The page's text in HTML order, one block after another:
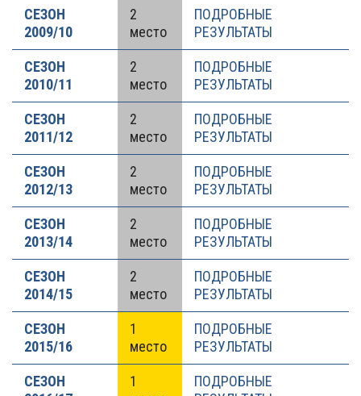
СЕЗОН
2009/10
2
место
ПОДРОБНЫЕ
РЕЗУЛЬТАТЫ
СЕЗОН
2010/11
2
место
ПОДРОБНЫЕ
РЕЗУЛЬТАТЫ
СЕЗОН
2011/12
2
место
ПОДРОБНЫЕ
РЕЗУЛЬТАТЫ
СЕЗОН
2012/13
2
место
ПОДРОБНЫЕ
РЕЗУЛЬТАТЫ
СЕЗОН
2013/14
2
место
ПОДРОБНЫЕ
РЕЗУЛЬТАТЫ
СЕЗОН
2014/15
2
место
ПОДРОБНЫЕ
РЕЗУЛЬТАТЫ
СЕЗОН
2015/16
1
место
ПОДРОБНЫЕ
РЕЗУЛЬТАТЫ
СЕЗОН
1
ПОДРОБНЫЕ